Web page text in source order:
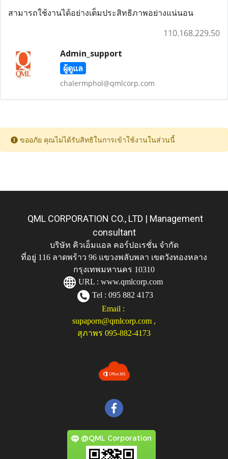
สามารถใช้งานได้อย่างเต็มประสิทธิภาพอย่างแน่นอน
110.168.229.50
Admin_support
ผู้ดูแล
chalermphol@qmlcorp.com
ขออภัย คุณไม่ได้รับสิทธิในการเข้าใช้งานในส่วนนี้
QML CORPORATION CO., LTD | Management
consultant
บริษัท คิวเอ็มแอล คอร์ปอเรชั่น จำกัด
ที่อยู่ 116 ลาดพร้าว 96 แขวงพลับพลา เขตวังทองหลาง
กรุงเทพมหานคร 10310
URL : www.qmlcorp.com
Tel : 095 882 4173
Email :
supaporn@qmlcorp.com ,
สุภาพร 095-882-4173
@QML Corporation